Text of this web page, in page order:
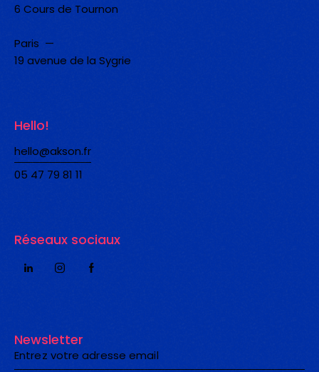
6 Cours de Tournon
Paris —
19 avenue de la Sygrie
Hello!
hello@akson.fr
05 47 79 81 11
Réseaux sociaux
Newsletter